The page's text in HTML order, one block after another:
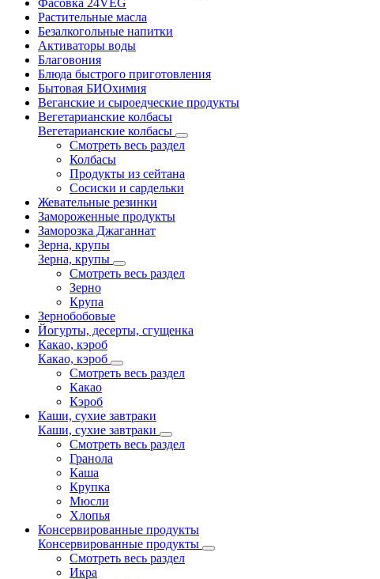
Фасовка 24VEG
Растительные масла
Безалкогольные напитки
Активаторы воды
Благовония
Блюда быстрого приготовления
Бытовая БИОхимия
Веганские и сыроедческие продукты
Вегетарианские колбасы
Вегетарианские колбасы
Смотреть весь раздел
Колбасы
Продукты из сейтана
Сосиски и сардельки
Жевательные резинки
Замороженные продукты
Заморозка Джаганнат
Зерна, крупы
Зерна, крупы
Смотреть весь раздел
Зерно
Крупа
Зернобобовые
Йогурты, десерты, сгущенка
Какао, кэроб
Какао, кэроб
Смотреть весь раздел
Какао
Кэроб
Каши, сухие завтраки
Каши, сухие завтраки
Смотреть весь раздел
Гранола
Каша
Крупка
Мюсли
Хлопья
Консервированные продукты
Консервированные продукты
Смотреть весь раздел
Икра